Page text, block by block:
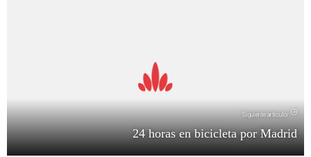
Siguiente artículo
24 horas en bicicleta por Madrid